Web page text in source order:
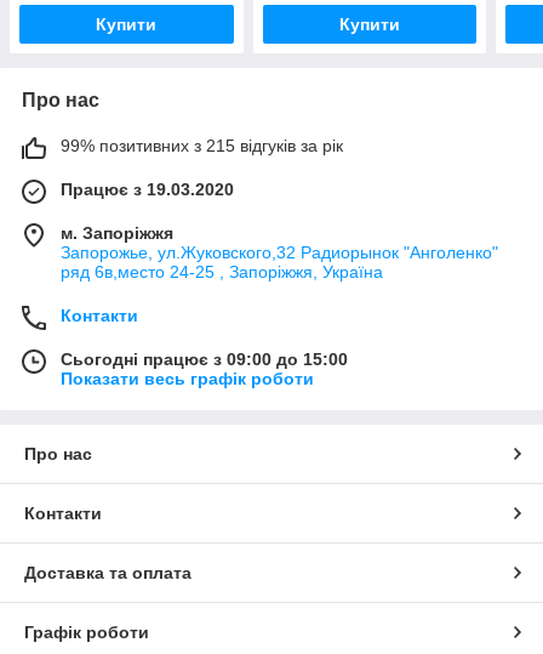
Купити Купити
Про нас
99% позитивних з 215 відгуків за рік
Працює з 19.03.2020
м. Запоріжжя
Запорожье, ул.Жуковского,32 Радиорынок "Анголенко"
ряд 6в,место 24-25 , Запоріжжя, Україна
Контакти
Сьогодні працює з 09:00 до 15:00
Показати весь графік роботи
Про нас
Контакти
Доставка та оплата
Графік роботи